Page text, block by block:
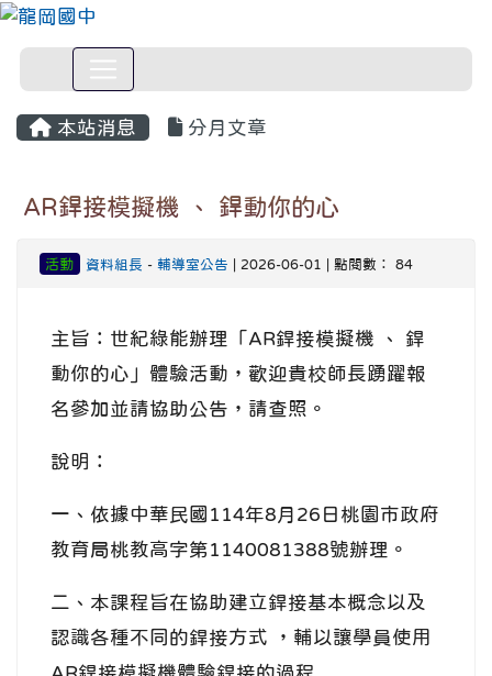
本站消息 分月文章
AR銲接模擬機 、 銲動你的心
活動 資料組長 - 輔導室公告 | 2026-06-01 | 點閱數： 84
主旨：世紀綠能辦理「AR銲接模擬機 、 銲
動你的心」體驗活動，歡迎貴校師長踴躍報
名參加並請協助公告，請查照。
說明：
一、依據中華民國114年8月26日桃園市政府
教育局桃教高字第1140081388號辦理。
二、本課程旨在協助建立銲接基本概念以及
認識各種不同的銲接方式 ，輔以讓學員使用